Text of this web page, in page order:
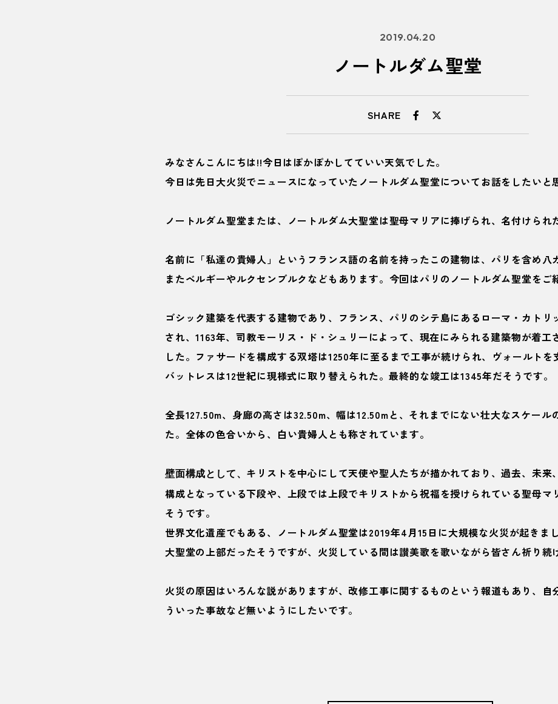
2019.04.20
ノートルダム聖堂
SHARE
みなさんこんにちは!!今日はぽかぽかしてていい天気でした。
今日は先日大火災でニュースになっていたノートルダム聖堂についてお話をしたいと
ノートルダム聖堂または、ノートルダム大聖堂は聖母マリアに捧げられ、名付けられ
名前に「私達の貴婦人」というフランス語の名前を持ったこの建物は、パリを含め八
またベルギーやルクセンブルクなどもあります。今回はパリのノートルダム聖堂をご
ゴシック建築を代表する建物であり、フランス、パリのシテ島にあるローマ・カトリ
され、1163年、司教モーリス・ド・シュリーによって、現在にみられる建築物が着工
した。ファサードを構成する双塔は1250年に至るまで工事が続けられ、ヴォールトを
バットレスは12世紀に現様式に取り替えられた。最終的な竣工は1345年だそうです。
全長127.50m、身廊の高さは32.50m、幅は12.50mと、それまでにない壮大なスケール
た。全体の色合いから、 白い貴婦人とも称されています。
壁面構成として、 キリストを中心にして天使や聖人たちが描かれており、過去、未来
構成となっている下段や、上段では上段でキリストから祝福を授けられている聖母マ
そうです。
世界文化遺産でもある、ノートルダム聖堂は2019年4月15日に大規模な火災が起きま
大聖堂の上部だったそうですが、火災している間は讃美歌を歌いながら皆さん祈り続
火災の原因はいろんな説がありますが、改修工事に関するものという報道もあり、自
ういった事故など無いようにしたいです。